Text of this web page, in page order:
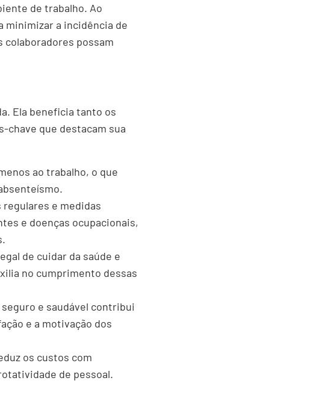
de trabalho. Ao
minimizar a incidência de
colaboradores possam
Ela beneficia tanto os
chave que destacam sua
ao trabalho, o que
e medidas
e doenças ocupacionais,
de cuidar da saúde e
no cumprimento dessas
e saudável contribui
e a motivação dos
os custos com
de pessoal.